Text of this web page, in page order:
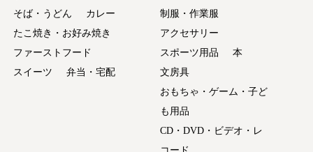
そば・うどん
カレー
たこ焼き・お好み焼き
ファーストフード
スイーツ
弁当・宅配
制服・作業服
アクセサリー
スポーツ用品
本
文房具
おもちゃ・ゲーム・子ど
も用品
CD・DVD・ビデオ・レ
コード